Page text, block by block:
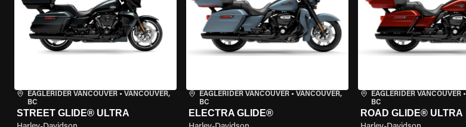
EAGLERIDER VANCOUVER • VANCOUVER,
BC
STREET GLIDE® ULTRA
EAGLERIDER VANCOUVER• VANCOUVER,
BC
ELECTRA GLIDE®
EAGLERIDER VANCOUVER•
BC
ROAD GLIDE® ULTRA